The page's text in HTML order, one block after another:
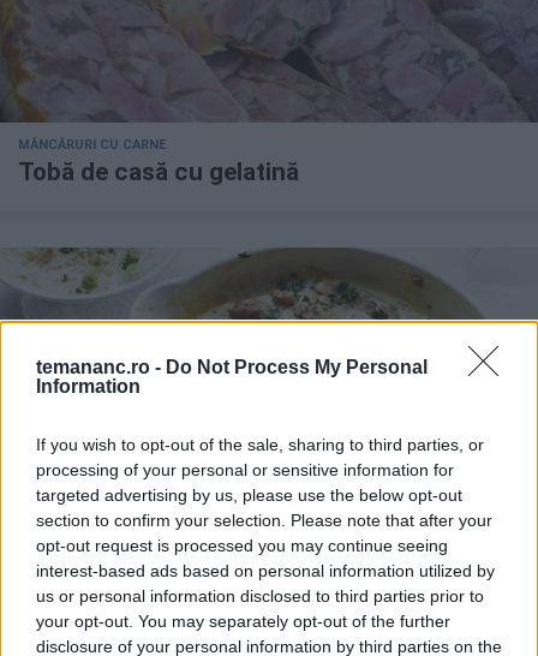
temananc.ro - Do Not Process My Personal
Information
If you wish to opt-out of the sale, sharing to third parties, or
processing of your personal or sensitive information for
targeted advertising by us, please use the below opt-out
section to confirm your selection. Please note that after your
opt-out request is processed you may continue seeing
interest-based ads based on personal information utilized by
us or personal information disclosed to third parties prior to
your opt-out. You may separately opt-out of the further
disclosure of your personal information by third parties on the
MÂNCĂRURI CU CARNE
Tobă de casă cu gelatină
Cotlet De Porc Cu Ceapa Rosie, Murata